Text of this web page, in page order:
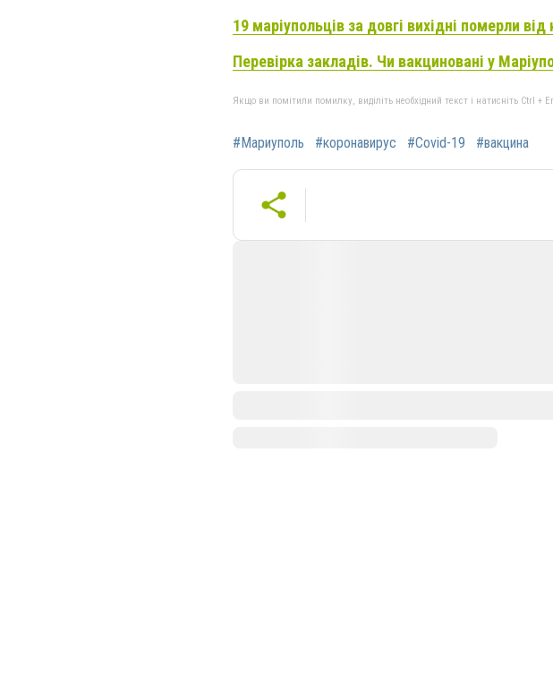
19 маріупольців за довгі вихідні померли
Перевірка закладів. Чи вакциновані у
Якщо ви помітили помилку, виділіть необхідний текст і натисніть Ctrl +
#Мариуполь #коронавирус #Covid-19 #вакцина